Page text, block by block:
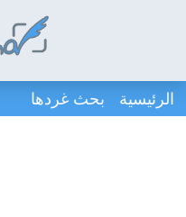
الرئيسية بحث غردها